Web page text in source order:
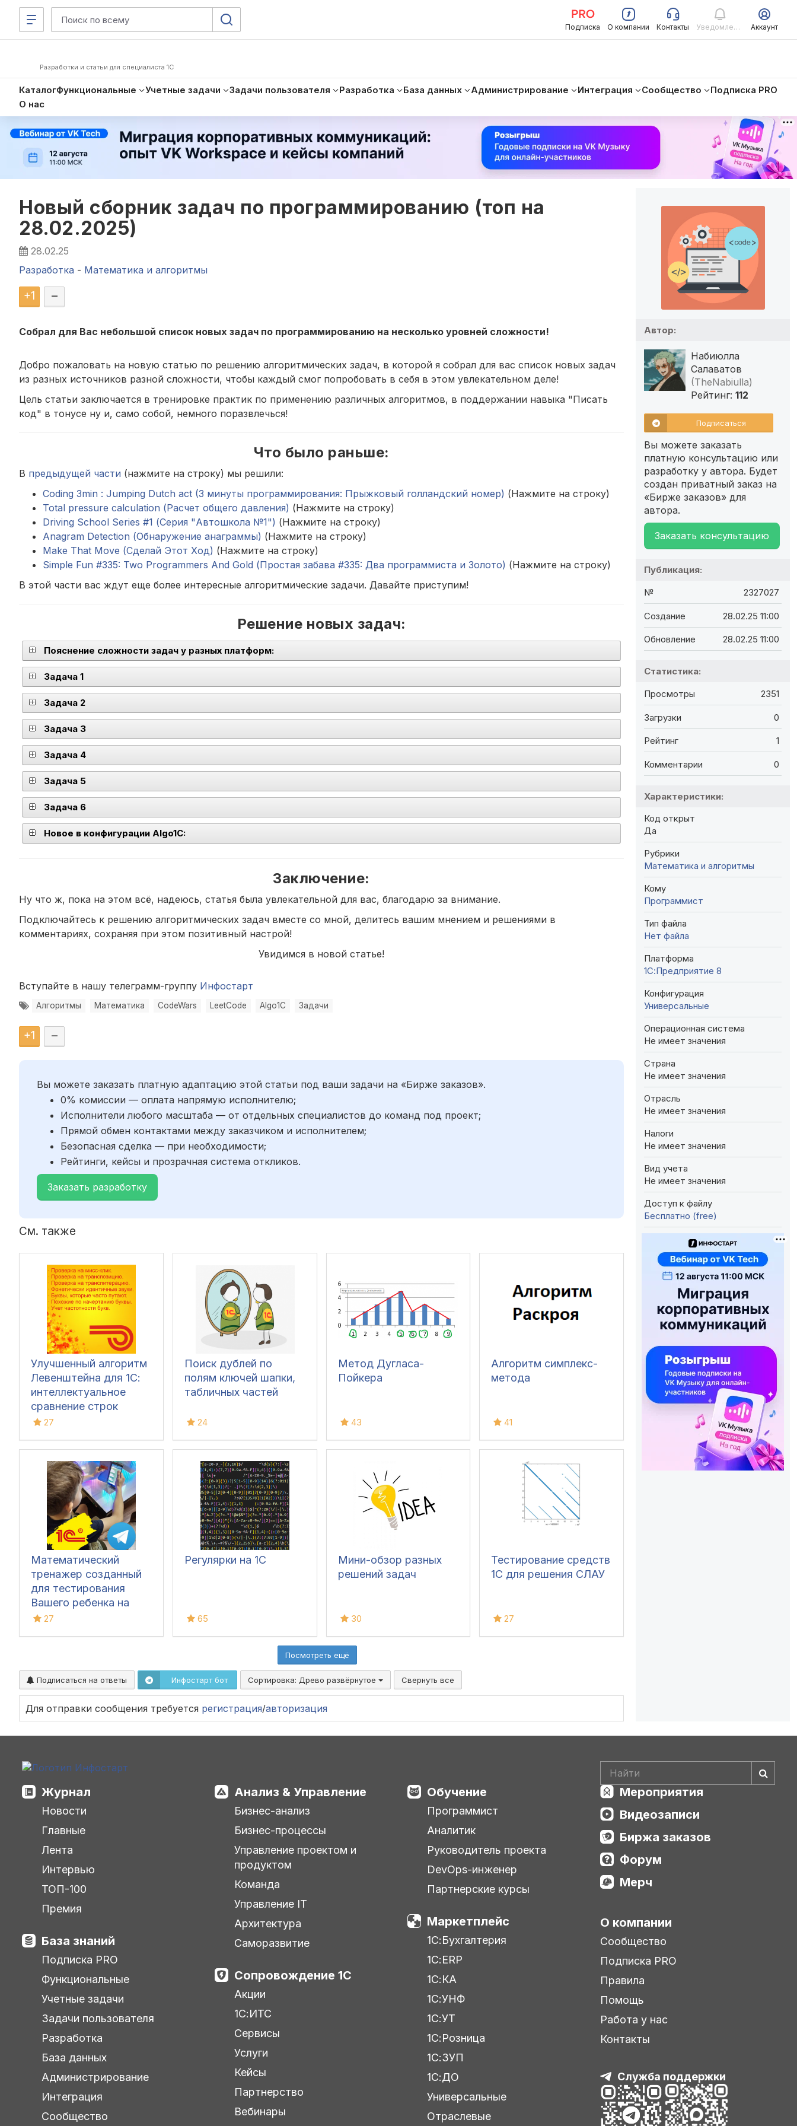
Подписка О компании Контакты Уведомления Аккаунт
Разработки и статьи для специалиста 1С
КаталогФункциональные Учетные задачи Задачи пользователя Разработка База данных Администрирование Интеграция Сообщество
Подписка PRO
О нас
Новый сборник задач по программированию (топ на
28.02.2025)
28.02.25
Разработка - Математика и алгоритмы
+1 –
Собрал для Вас небольшой список новых задач по программированию на несколько уровней сложности!
Добро пожаловать на новую статью по решению алгоритмических задач, в которой я собрал для вас список новых задач
из разных источников разной сложности, чтобы каждый смог попробовать в себя в этом увлекательном деле!
Цель статьи заключается в тренировке практик по применению различных алгоритмов, в поддержании навыка "Писать
код" в тонусе ну и, само собой, немного поразвлечься!
Что было раньше:
В предыдущей части (нажмите на строку) мы решили:
Coding 3min : Jumping Dutch act (3 минуты программирования: Прыжковый голландский номер) (Нажмите на строку)
Total pressure calculation (Расчет общего давления) (Нажмите на строку)
Driving School Series #1 (Серия "Автошкола №1") (Нажмите на строку)
Anagram Detection (Обнаружение анаграммы) (Нажмите на строку)
Make That Move (Сделай Этот Ход) (Нажмите на строку)
Simple Fun #335: Two Programmers And Gold (Простая забава #335: Два программиста и Золото) (Нажмите на строку)
В этой части вас ждут еще более интересные алгоритмические задачи. Давайте приступим!
Решение новых задач:
Пояснение сложности задач у разных платформ:
Задача 1
Задача 2
Задача 3
Задача 4
Задача 5
Задача 6
Новое в конфигурации Algo1C:
Заключение:
Ну что ж, пока на этом всё, надеюсь, статья была увлекательной для вас, благодарю за внимание.
Подключайтесь к решению алгоритмических задач вместе со мной, делитесь вашим мнением и решениями в
комментариях, сохраняя при этом позитивный настрой!
Увидимся в новой статье!
Вступайте в нашу телеграмм-группу Инфостарт
Алгоритмы Математика CodeWars LeetCode Algo1C Задачи
+1 –
Вы можете заказать платную адаптацию этой статьи под ваши задачи на «Бирже заказов».
0% комиссии — оплата напрямую исполнителю;
Исполнители любого масштаба — от отдельных специалистов до команд под проект;
Прямой обмен контактами между заказчиком и исполнителем;
Безопасная сделка — при необходимости;
Рейтинги, кейсы и прозрачная система откликов.
Заказать разработку
См. также
Улучшенный алгоритм
Левенштейна для 1С:
интеллектуальное
сравнение строк
27
Поиск дублей по
полям ключей шапки,
табличных частей
24
Метод Дугласа-
Пойкера
43
Алгоритм симплекс-
метода
41
Математический
тренажер созданный
для тестирования
Вашего ребенка на
предмет: умножения,
27
Регулярки на 1С
65
Мини-обзор разных
решений задач
30
Тестирование средств
1С для решения СЛАУ
27
Посмотреть ещё
Подписаться на ответы Инфостарт бот Сортировка: Древо развёрнутое Свернуть все
Для отправки сообщения требуется регистрация/авторизация
Автор:
Набиюлла
Салаватов
(TheNabiulla)
Рейтинг: 112
Подписаться
Вы можете заказать
платную консультацию или
разработку у автора. Будет
создан приватный заказ на
«Бирже заказов» для
автора.
Заказать консультацию
Публикация:
№ 2327027
Создание 28.02.25 11:00
Обновление 28.02.25 11:00
Статистика:
Просмотры 2351
Загрузки 0
Рейтинг 1
Комментарии 0
Характеристики:
Код открыт
Да
Рубрики
Математика и алгоритмы
Кому
Программист
Тип файла
Нет файла
Платформа
1С:Предприятие 8
Конфигурация
Универсальные
Операционная система
Не имеет значения
Страна
Не имеет значения
Отрасль
Не имеет значения
Налоги
Не имеет значения
Вид учета
Не имеет значения
Доступ к файлу
Бесплатно (free)
Журнал
Новости
Главные
Лента
Интервью
ТОП-100
Премия
База знаний
Подписка PRO
Функциональные
Учетные задачи
Задачи пользователя
Разработка
База данных
Администрирование
Интеграция
Сообщество
Анализ & Управление
Бизнес-анализ
Бизнес-процессы
Управление проектом и
продуктом
Команда
Управление IT
Архитектура
Саморазвитие
Сопровождение 1С
Акции
1С:ИТС
Сервисы
Услуги
Кейсы
Партнерство
Вебинары
Обучение
Программист
Аналитик
Руководитель проекта
DevOps-инженер
Партнерские курсы
Маркетплейс
1С:Бухгалтерия
1С:ERP
1С:КА
1С:УНФ
1С:УТ
1С:Розница
1С:ЗУП
1С:ДО
Универсальные
Отраслевые
Мероприятия
Видеозаписи
Биржа заказов
Форум
Мерч
О компании
Сообщество
Подписка PRO
Правила
Помощь
Работа у нас
Контакты
Служба поддержки